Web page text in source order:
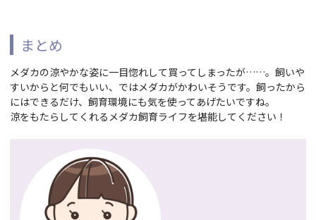
まとめ
メダカの涼やかな姿に一目惚れして買ってしまったが……。飼いや
すいからと何でもいい、ではメダカがかわいそうです。飼ったから
にはできるだけ、飼育環境にも気を使ってあげたいですね。
涼をもたらしてくれるメダカ飼育ライフを堪能してください！